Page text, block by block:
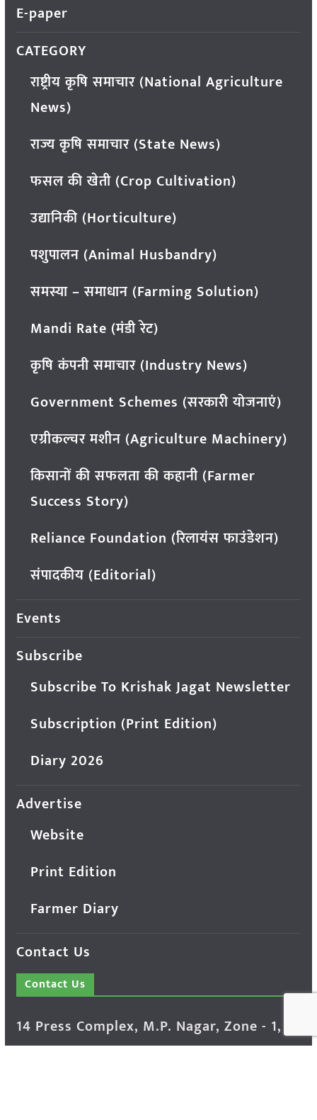
E-paper
CATEGORY
राष्ट्रीय कृषि समाचार (National Agriculture
News)
राज्य कृषि समाचार (State News)
फसल की खेती (Crop Cultivation)
उद्यानिकी (Horticulture)
पशुपालन (Animal Husbandry)
समस्या – समाधान (Farming Solution)
Mandi Rate (मंडी रेट)
कृषि कंपनी समाचार (Industry News)
Government Schemes (सरकारी योजनाएं)
एग्रीकल्चर मशीन (Agriculture Machinery)
किसानों की सफलता की कहानी (Farmer
Success Story)
Reliance Foundation (रिलायंस फाउंडेशन)
संपादकीय (Editorial)
Events
Subscribe
Subscribe To Krishak Jagat Newsletter
Subscription (Print Edition)
Diary 2026
Advertise
Website
Print Edition
Farmer Diary
Contact Us
Contact Us
14 Press Complex, M.P. Nagar, Zone - 1,
Bhopal - 462011 Madhya Pradesh INDIA ---